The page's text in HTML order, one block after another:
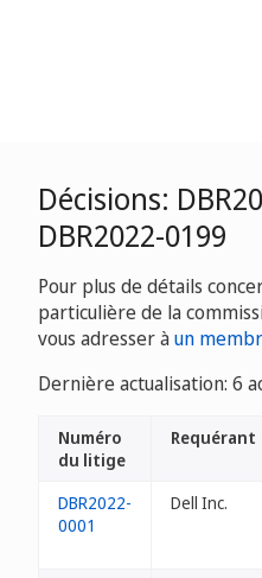
Décisions:
DBR2022-0199
Pour plus de détails
particulière de la
vous adresser àun
Dernière actualisation: 6
Numéro
du litige
Requérant
DBR2022-
0001
Dell Inc.